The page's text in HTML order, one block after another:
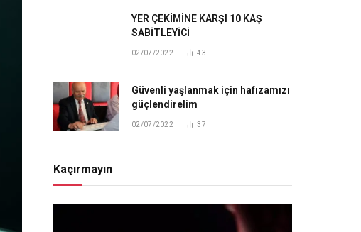
YER ÇEKİMİNE KARŞI 10 KAŞ
SABİTLEYİCİ
02/07/2022 43
Güvenli yaşlanmak için hafızamızı
güçlendirelim
02/07/2022 37
Kaçırmayın